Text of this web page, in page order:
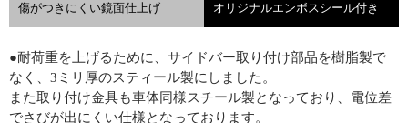
傷がつきにくい鏡面仕上げ オリジナルエンボスシール付き
●耐荷重を上げるために、サイドバー取り付け部品を樹脂製で
なく、3ミリ厚のスティール製にしました。
また取り付け金具も車体同様スチール製となっており、電位差
でさびが出にくい仕様となっております。